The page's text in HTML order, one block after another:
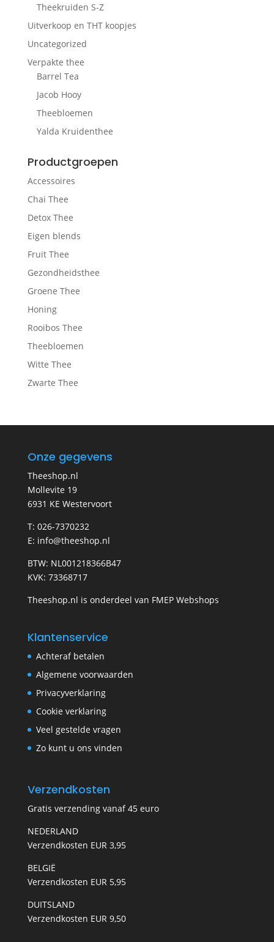
Theekruiden S-Z
Uitverkoop en THT koopjes
Uncategorized
Verpakte thee
Barrel Tea
Jacob Hooy
Theebloemen
Yalda Kruidenthee
Productgroepen
Accessoires
Chai Thee
Detox Thee
Eigen blends
Fruit Thee
Gezondheidsthee
Groene Thee
Honing
Rooibos Thee
Theebloemen
Witte Thee
Zwarte Thee
Onze gegevens
Theeshop.nl
Mollevite 19
6931 KE Westervoort
T: 026-7370232
E: info@theeshop.nl
BTW: NL001218366B47
KVK: 73368717
Theeshop.nl is onderdeel van FMEP Webshops
Klantenservice
Achteraf betalen
Algemene voorwaarden
Privacyverklaring
Cookie verklaring
Veel gestelde vragen
Zo kunt u ons vinden
Verzendkosten
Gratis verzending vanaf 45 euro
NEDERLAND
Verzendkosten EUR 3,95
BELGIË
Verzendkosten EUR 5,95
DUITSLAND
Verzendkosten EUR 9,50